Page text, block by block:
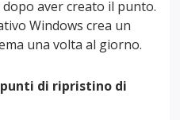
aver creato il punto.
Windows crea un
una volta al giorno.
punti di ripristino di